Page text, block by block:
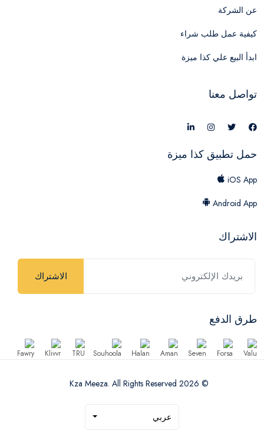
عن الشركة
كيفية عمل طلب شراء
ابدأ البيع علي كذا ميزة
تواصل معنا
حمل تطبيق كذا ميزة
iOS App
Android App
الاشتراك
الاشتراك
طرق الدفع
© 2026 Kza Meeza. All Rights Reserved
عربي